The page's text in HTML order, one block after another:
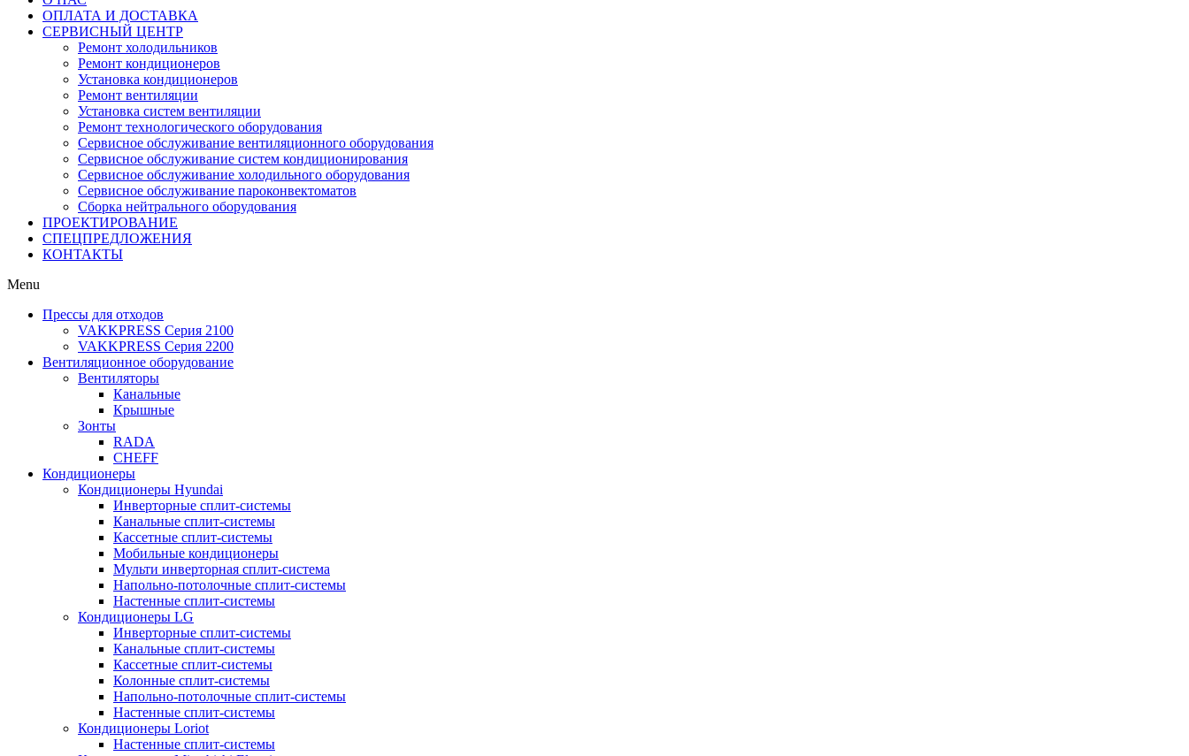
ОПЛАТА И ДОСТАВКА
СЕРВИСНЫЙ ЦЕНТР
Ремонт холодильников
Ремонт кондиционеров
Установка кондиционеров
Ремонт вентиляции
Установка систем вентиляции
Ремонт технологического оборудования
Cервисное обслуживание вентиляционного оборудования
Cервисное обслуживание систем кондиционирования
Cервисное обслуживание холодильного оборудования
Сервисное обслуживание пароконвектоматов
Сборка нейтрального оборудования
ПРОЕКТИРОВАНИЕ
СПЕЦПРЕДЛОЖЕНИЯ
КОНТАКТЫ
Menu
Прессы для отходов
VAKKPRESS Серия 2100
VAKKPRESS Серия 2200
Вентиляционное оборудование
Вентиляторы
Канальные
Крышные
Зонты
RADA
CHEFF
Кондиционеры
Кондиционеры Hyundai
Инверторные сплит-системы
Канальные сплит-системы
Кассетные сплит-системы
Мобильные кондиционеры
Мульти инверторная сплит-система
Напольно-потолочные сплит-системы
Настенные сплит-системы
Кондиционеры LG
Инверторные сплит-системы
Канальные сплит-системы
Кассетные сплит-системы
Колонные сплит-системы
Напольно-потолочные сплит-системы
Настенные сплит-системы
Кондиционеры Loriot
Настенные сплит-системы